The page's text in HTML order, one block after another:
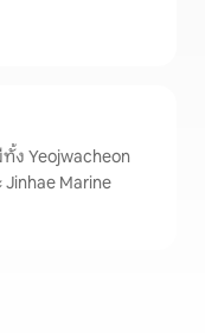
ง Yeojwacheon
Marine